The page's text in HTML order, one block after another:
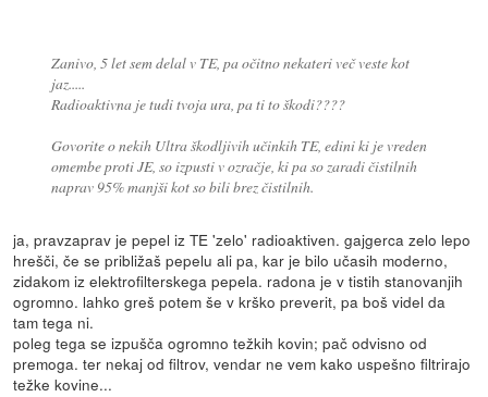
Zanivo, 5 let sem delal v TE, pa očitno nekateri več veste kot
jaz.....
Radioaktivna je tudi tvoja ura, pa ti to škodi????
Govorite o nekih Ultra škodljivih učinkih TE, edini ki je vreden
omembe proti JE, so izpusti v ozračje, ki pa so zaradi čistilnih
naprav 95% manjši kot so bili brez čistilnih.
ja, pravzaprav je pepel iz TE 'zelo' radioaktiven. gajgerca zelo lepo
hrešči, če se približaš pepelu ali pa, kar je bilo učasih moderno,
zidakom iz elektrofilterskega pepela. radona je v tistih stanovanjih
ogromno. lahko greš potem še v krško preverit, pa boš videl da
tam tega ni.
poleg tega se izpušča ogromno težkih kovin; pač odvisno od
premoga. ter nekaj od filtrov, vendar ne vem kako uspešno filtrirajo
težke kovine...